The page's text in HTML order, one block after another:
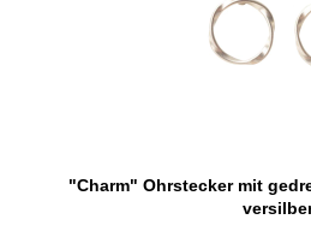
"Charm" Ohrstecker mit